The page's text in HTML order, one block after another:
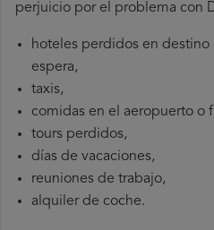
perjuicio por el problema con
hoteles perdidos en destino
espera,
taxis,
comidas en el aeropuerto o
tours perdidos,
días de vacaciones,
reuniones de trabajo,
alquiler de coche.